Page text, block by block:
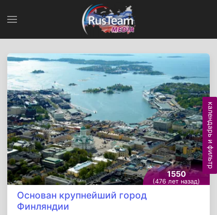
1550
(476 лет назад)
Основан крупнейший город
Финляндии
календарь и фильтр